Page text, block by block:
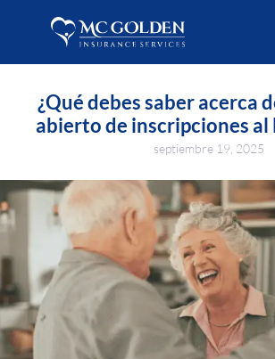
¿Qué debes saber acerca
abierto de inscripciones al
septiembre 19, 2025